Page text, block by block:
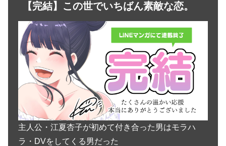
【完結】この世でいちばん素敵な恋。
主人公・江夏杏子が初めて付き合った男はモラハ
ラ・DVをしてくる男だった